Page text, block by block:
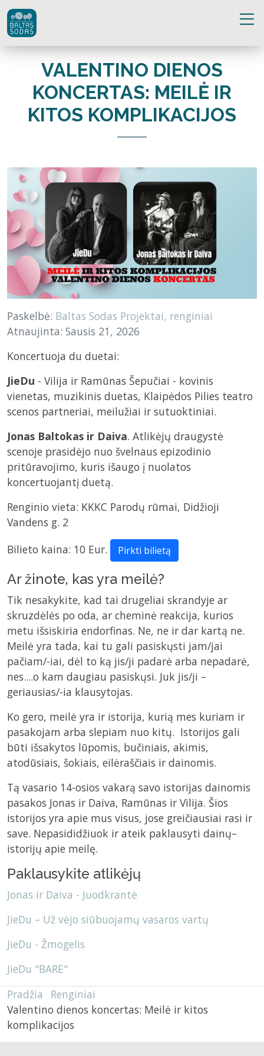
VALENTINO DIENOS
KONCERTAS: MEILĖ IR
KITOS KOMPLIKACIJOS
Paskelbė: Baltas Sodas Projektai, renginiai
Atnaujinta: Sausis 21, 2026
Koncertuoja du duetai:
JieDu - Vilija ir Ramūnas Šepučiai - kovinis
vienetas, muzikinis duetas, Klaipėdos Pilies teatro
scenos partneriai, meilužiai ir sutuoktiniai.
Jonas Baltokas ir Daiva. Atlikėjų draugystė
scenoje prasidėjo nuo švelnaus epizodinio
pritūravojimo, kuris išaugo į nuolatos
koncertuojantį duetą.
Renginio vieta: KKKC Parodų rūmai, Didžioji
Vandens g. 2
Bilieto kaina: 10 Eur.
Pirkti bilietą
Ar žinote, kas yra meilė?
Tik nesakykite, kad tai drugeliai skrandyje ar
skruzdėlės po oda, ar cheminė reakcija, kurios
metu išsiskiria endorfinas. Ne, ne ir dar kartą ne.
Meilė yra tada, kai tu gali pasiskųsti jam/jai
pačiam/-iai, dėl to ką jis/ji padarė arba nepadarė,
nes....o kam daugiau pasiskųsi. Juk jis/ji –
geriausias/-ia klausytojas.
Ko gero, meilė yra ir istorija, kurią mes kuriam ir
pasakojam arba slepiam nuo kitų. Istorijos gali
būti išsakytos lūpomis, bučiniais, akimis,
atodūsiais, šokiais, eilėraščiais ir dainomis.
Tą vasario 14-osios vakarą savo istorijas dainomis
pasakos Jonas ir Daiva, Ramūnas ir Vilija. Šios
istorijos yra apie mus visus, jose greičiausiai rasi ir
save. Nepasididžiuok ir ateik paklausyti dainų–
istorijų apie meilę.
Paklausykite atlikėjų
Jonas ir Daiva - Juodkrantė
JieDu – Už vėjo siūbuojamų vasaros vartų
JieDu - Žmogelis
JieDu "BARE"
Pradžia
Renginiai
Valentino dienos koncertas: Meilė ir kitos
komplikacijos